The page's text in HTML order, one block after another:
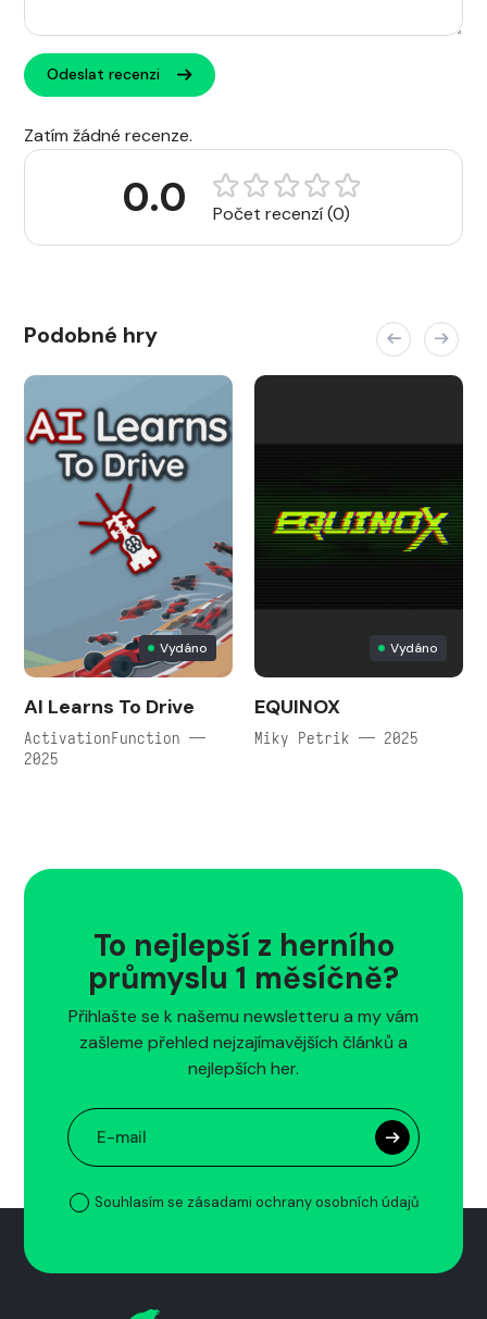
Odeslat recenzi
Zatím žádné recenze.
0.0 Počet recenzí (0)
Podobné hry
Vydáno
AI Learns To Drive
ActivationFunction —
2025
Vydáno
EQUINOX
Miky Petrik — 2025
To nejlepší z herního
průmyslu 1 měsíčně?
Přihlašte se k našemu newsletteru a my vám
zašleme přehled nejzajímavějších článků a
nejlepších her.
Souhlasím se zásadami ochrany osobních údajů